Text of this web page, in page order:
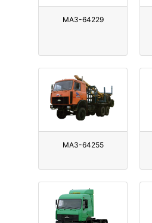
МАЗ-64229
МАЗ-64255